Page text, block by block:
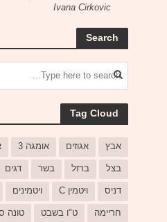
Ivana Cirkovic
Search
Tag Cloud
אבץ אגוזים אומגה 3
בצל ברזל בשר דגים
דניס ויטמין C ויטמינים
חריימה ט"ו בשבט טונה